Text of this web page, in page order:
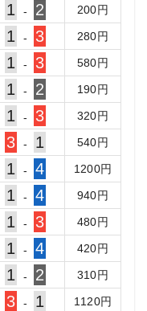
1 - 2 200円
1 - 3 280円
1 - 3 580円
1 - 2 190円
1 - 3 320円
3 - 1 540円
1 - 4 1200円
1 - 4 940円
1 - 3 480円
1 - 4 420円
1 - 2 310円
3 - 1 1120円